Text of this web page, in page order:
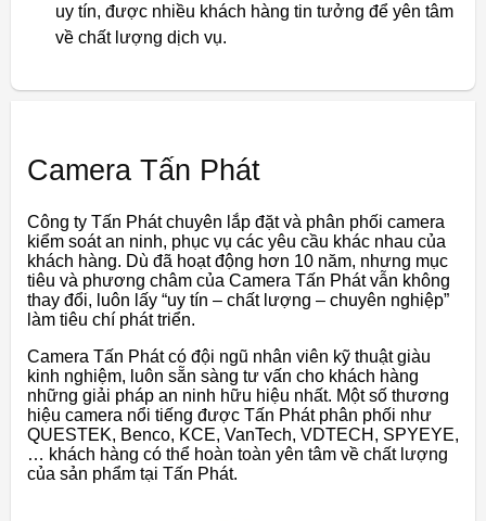
uy tín, được nhiều khách hàng tin tưởng để yên tâm
về chất lượng dịch vụ.
Camera Tấn Phát
Công ty Tấn Phát chuyên lắp đặt và phân phối camera
kiểm soát an ninh, phục vụ các yêu cầu khác nhau của
khách hàng. Dù đã hoạt động hơn 10 năm, nhưng mục
tiêu và phương châm của Camera Tấn Phát vẫn không
thay đổi, luôn lấy “uy tín – chất lượng – chuyên nghiệp”
làm tiêu chí phát triển.
Camera Tấn Phát có đội ngũ nhân viên kỹ thuật giàu
kinh nghiệm, luôn sẵn sàng tư vấn cho khách hàng
những giải pháp an ninh hữu hiệu nhất. Một số thương
hiệu camera nổi tiếng được Tấn Phát phân phối như
QUESTEK, Benco, KCE, VanTech, VDTECH, SPYEYE,
… khách hàng có thể hoàn toàn yên tâm về chất lượng
của sản phẩm tại Tấn Phát.